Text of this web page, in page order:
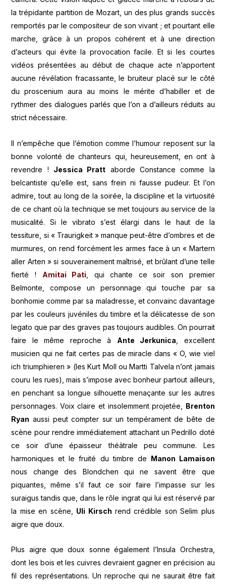
la trépidante partition de Mozart, un des plus grands succès
remportés par le compositeur de son vivant ; et pourtant elle
marche, grâce à un propos cohérent et à une direction
d’acteurs qui évite la provocation facile. Et si les courtes
vidéos présentées au début de chaque acte n’apportent
aucune révélation fracassante, le bruiteur placé sur le côté
du proscenium aura au moins le mérite d’habiller et de
rythmer des dialogues parlés que l’on a d’ailleurs réduits au
strict nécessaire.
Il n’empêche que l’émotion comme l’humour reposent sur la
bonne volonté de chanteurs qui, heureusement, en ont à
revendre ! Jessica Pratt aborde Constance comme la
belcantiste qu’elle est, sans frein ni fausse pudeur. Et l’on
admire, tout au long de la soirée, la discipline et la virtuosité
de ce chant où la technique se met toujours au service de la
musicalité. Si le vibrato s’est élargi dans le haut de la
tessiture, si « Traurigkeit » manque peut-être d’ombres et de
murmures, on rend forcément les armes face à un « Martern
aller Arten » si souverainement maîtrisé, et brûlant d’une telle
fierté ! Amitai Pati , qui chante ce soir son premier
Belmonte, compose un personnage qui touche par sa
bonhomie comme par sa maladresse, et convainc davantage
par les couleurs juvéniles du timbre et la délicatesse de son
legato que par des graves pas toujours audibles. On pourrait
faire le même reproche à Ante Jerkunica , excellent
musicien qui ne fait certes pas de miracle dans « O, wie viel
ich triumphieren » (les Kurt Moll ou Martti Talvela n’ont jamais
couru les rues), mais s’impose avec bonheur partout ailleurs,
en penchant sa longue silhouette menaçante sur les autres
personnages. Voix claire et insolemment projetée, Brenton
Ryan aussi peut compter sur un tempérament de bête de
scène pour rendre immédiatement attachant un Pedrillo doté
ce soir d’une épaisseur théâtrale peu commune. Les
harmoniques et le fruité du timbre de Manon Lamaison
nous change des Blondchen qui ne savent être que
piquantes, même s’il faut ce soir faire l’impasse sur les
suraigus tandis que, dans le rôle ingrat qui lui est réservé par
la mise en scène, Uli Kirsch rend crédible son Selim plus
aigre que doux.
Plus aigre que doux sonne également l’Insula Orchestra,
dont les bois et les cuivres devraient gagner en précision au
fil des représentations. Un reproche qui ne saurait être fait